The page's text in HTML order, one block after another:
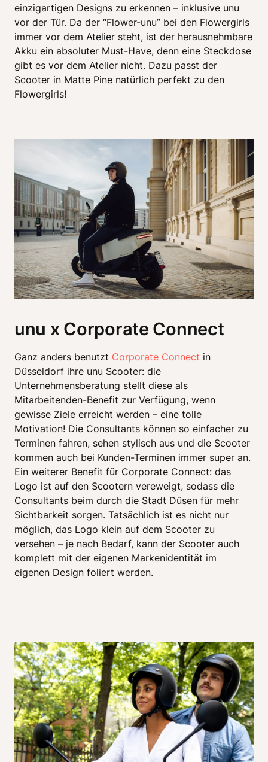
einzigartigen Designs zu erkennen – inklusive unu
vor der Tür. Da der “Flower-unu” bei den Flowergirls
immer vor dem Atelier steht, ist der herausnehmbare
Akku ein absoluter Must-Have, denn eine Steckdose
gibt es vor dem Atelier nicht. Dazu passt der
Scooter in Matte Pine natürlich perfekt zu den
Flowergirls!
unu x Corporate Connect
Ganz anders benutzt Corporate Connect in
Düsseldorf ihre unu Scooter: die
Unternehmensberatung stellt diese als
Mitarbeitenden-Benefit zur Verfügung, wenn
gewisse Ziele erreicht werden – eine tolle
Motivation! Die Consultants können so einfacher zu
Terminen fahren, sehen stylisch aus und die Scooter
kommen auch bei Kunden-Terminen immer super an.
Ein weiterer Benefit für Corporate Connect: das
Logo ist auf den Scootern vereweigt, sodass die
Consultants beim durch die Stadt Düsen für mehr
Sichtbarkeit sorgen. Tatsächlich ist es nicht nur
möglich, das Logo klein auf dem Scooter zu
versehen – je nach Bedarf, kann der Scooter auch
komplett mit der eigenen Markenidentität im
eigenen Design foliert werden.